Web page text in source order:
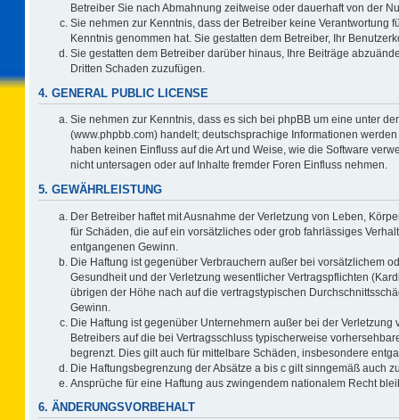
Betreiber Sie nach Abmahnung zeitweise oder dauerhaft von der
Sie nehmen zur Kenntnis, dass der Betreiber keine Verantwortung
Kenntnis genommen hat. Sie gestatten dem Betreiber, Ihr
Sie gestatten dem Betreiber darüber hinaus, Ihre Beiträge
Dritten Schaden zuzufügen.
4. GENERAL PUBLIC LICENSE
Sie nehmen zur Kenntnis, dass es sich bei phpBB um eine unter der
(www.phpbb.com) handelt; deutschsprachige Informationen
haben keinen Einfluss auf die Art und Weise, wie die Software
nicht untersagen oder auf Inhalte fremder Foren Einfluss nehmen.
5. GEWÄHRLEISTUNG
Der Betreiber haftet mit Ausnahme der Verletzung von Leben,
für Schäden, die auf ein vorsätzliches oder grob fahrlässiges
entgangenen Gewinn.
Die Haftung ist gegenüber Verbrauchern außer bei vorsätzlichem
Gesundheit und der Verletzung wesentlicher Vertragspflichten
übrigen der Höhe nach auf die vertragstypischen
Gewinn.
Die Haftung ist gegenüber Unternehmern außer bei der
Betreibers auf die bei Vertragsschluss typischerweise
begrenzt. Dies gilt auch für mittelbare Schäden, insbesondere
Die Haftungsbegrenzung der Absätze a bis c gilt sinngemäß auch
Ansprüche für eine Haftung aus zwingendem nationalem Recht
6. ÄNDERUNGSVORBEHALT